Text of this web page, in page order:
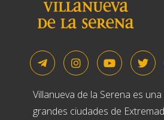
Villanueva de la Serena es
grandes ciudades de